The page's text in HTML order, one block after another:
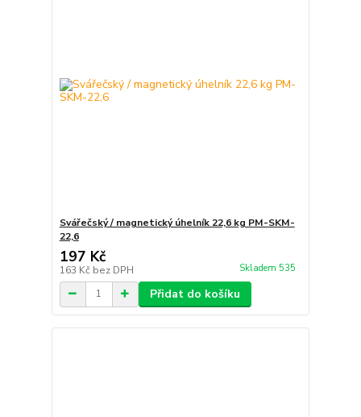
Svářečský / magnetický úhelník 22,6 kg PM-SKM-
22,6
197 Kč
163 Kč bez DPH Skladem 535
Přidat do košíku